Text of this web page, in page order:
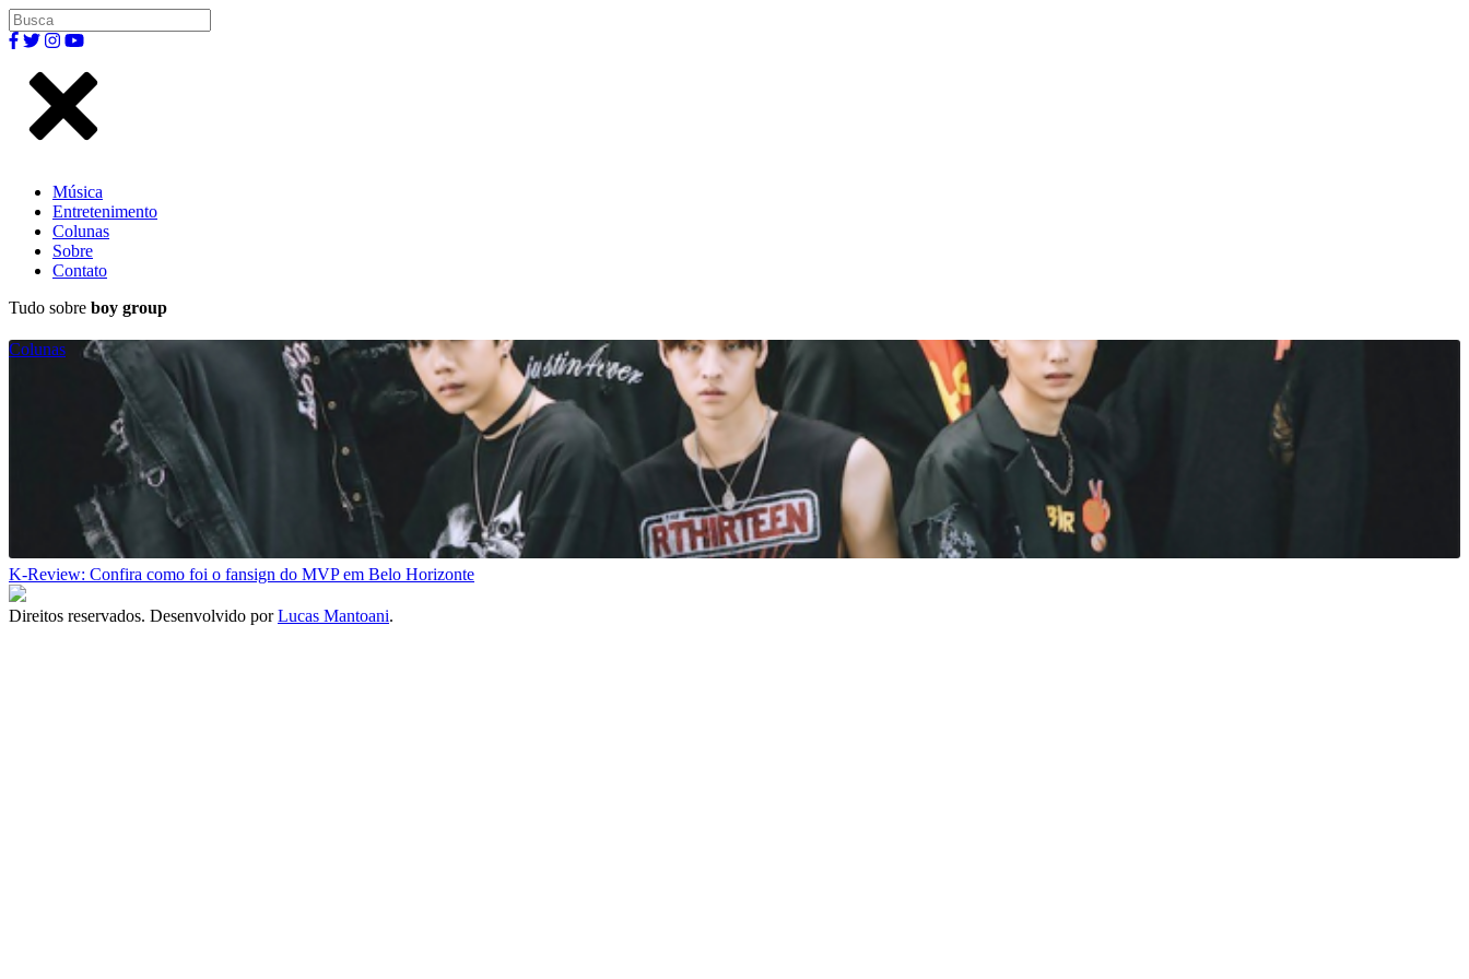
Música
Entretenimento
Colunas
Sobre
Contato
Tudo sobre boy group
Colunas
K-Review: Confira como foi o fansign do MVP em Belo Horizonte
Direitos reservados. Desenvolvido porLucas Mantoani.